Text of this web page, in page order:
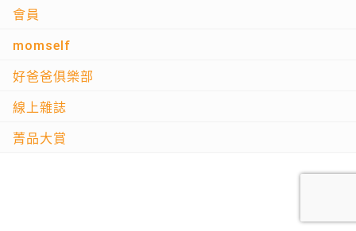
會員
momself
好爸爸俱樂部
線上雜誌
菁品大賞